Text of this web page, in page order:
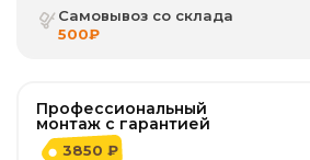
Самовывоз со склада
500₽
Профессиональный
монтаж с гарантией
3850 ₽